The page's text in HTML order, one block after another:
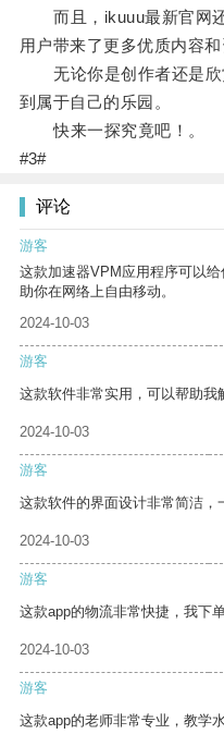
而且，ikuuu最新官网还
用户带来了更多优质内容和
无论你是创作者还是欣
到属于自己的乐园。
快来一探究竟吧！。
#3#
评论
游客
这款加速器VPM应用程序可以
助你在网络上自由移动。
2024-10-03
游客
这款软件非常实用，可以帮助我
2024-10-03
游客
这款软件的界面设计非常简洁，
2024-10-03
游客
这款app的物流非常快捷，我下
2024-10-03
游客
这款app的老师非常专业，教学